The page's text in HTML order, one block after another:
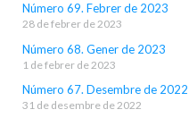
Número 69. Febrer de 2023
28 de febrer de 2023
Número 68. Gener de 2023
1 de febrer de 2023
Número 67. Desembre de 2022
31 de desembre de 2022